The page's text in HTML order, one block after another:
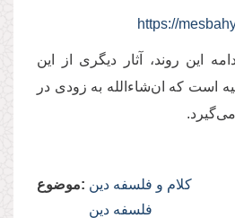
https://
اين روند، آثار ديگری از اين
است که ان‌شاءالله به زودی در
می‌گيرد.
موضوع: کلام و فلسفه دین
فلسفه دین